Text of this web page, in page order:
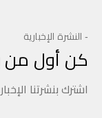
- النشرة الإخبارية
كن أول من
اشترك بنشرتنا